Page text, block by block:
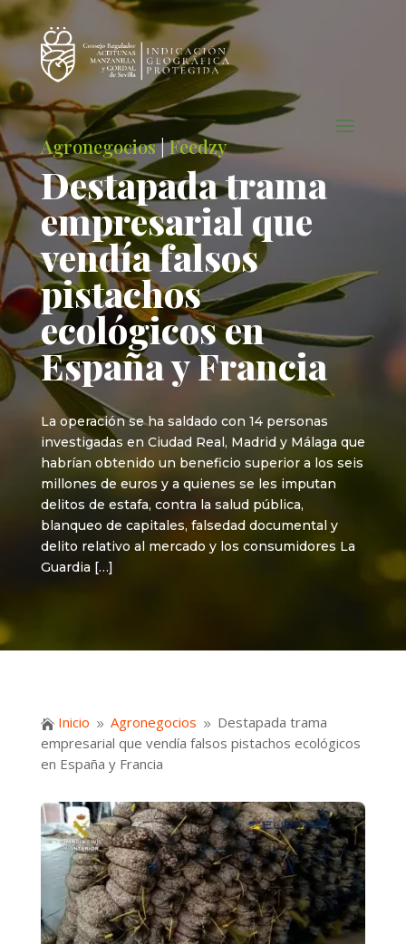
Agronegocios|Feedzy
Destapada trama
empresarial que
vendía falsos
pistachos
ecológicos en
España y Francia
La operación se ha saldado con 14 personas
investigadas en Ciudad Real, Madrid y Málaga que
habrían obtenido un beneficio superior a los seis
millones de euros y a quienes se les imputan
delitos de estafa, contra la salud pública,
blanqueo de capitales, falsedad documental y
delito relativo al mercado y los consumidores La
Guardia […]
 Inicio 9 Agronegocios 9 Destapada trama
empresarial que vendía falsos pistachos ecológicos
en España y Francia